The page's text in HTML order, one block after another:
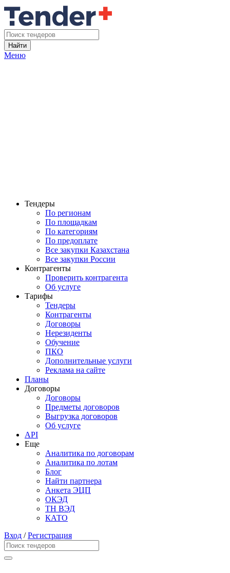
Найти
Меню
Тендеры
По регионам
По площадкам
По категориям
По предоплате
Все закупки Казахстана
Все закупки России
Контрагенты
Проверить контрагента
Об услуге
Тарифы
Тендеры
Контрагенты
Договоры
Нерезиденты
Обучение
ПКО
Дополнительные услуги
Реклама на сайте
Планы
Договоры
Договоры
Предметы договоров
Выгрузка договоров
Об услуге
API
Еще
Аналитика по договорам
Аналитика по лотам
Блог
Найти партнера
Анкета ЭЦП
ОКЭД
ТН ВЭД
КАТО
Вход /Регистрация